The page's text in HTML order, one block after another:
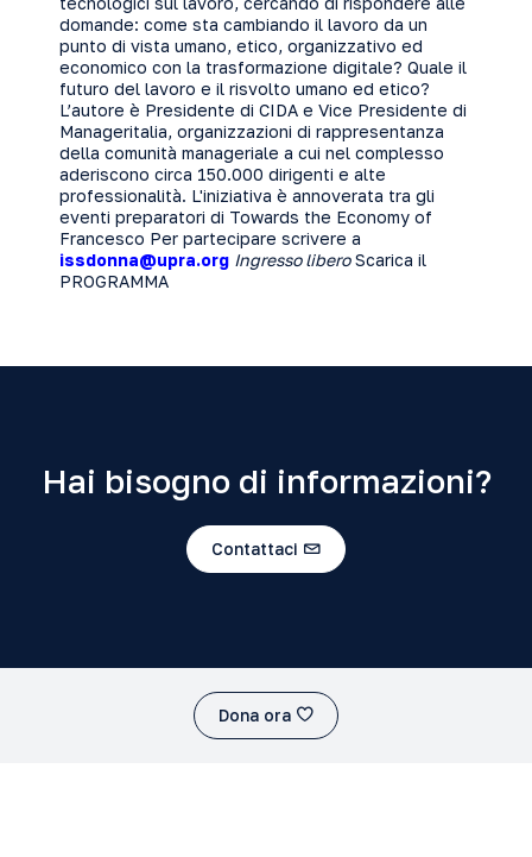
domande: come sta cambiando il lavoro da un
punto di vista umano, etico, organizzativo ed
economico con la trasformazione digitale? Quale il
futuro del lavoro e il risvolto umano ed etico?
L’autore è Presidente di CIDA e Vice Presidente di
Manageritalia, organizzazioni di rappresentanza
della comunità manageriale a cui nel complesso
aderiscono circa 150.000 dirigenti e alte
professionalità. L'iniziativa è annoverata tra gli
eventi preparatori di Towards the Economy of
Francesco Per partecipare scrivere a
issdonna@upra.org Ingresso liberoScarica il
PROGRAMMA
Hai bisogno di informazioni?
Contattaci
Dona ora